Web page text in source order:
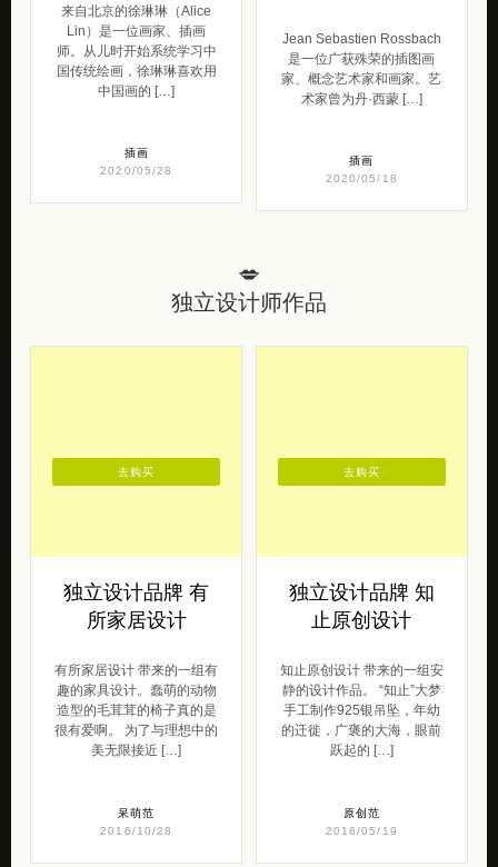
来自北京的徐琳琳（Alice
Lin）是一位画家、插画
师。从儿时开始系统学习中
国传统绘画，徐琳琳喜欢用
中国画的 […]
插画
2020/05/28
Jean Sebastien Rossbach
是一位广获殊荣的插图画
家、概念艺术家和画家。艺
术家曾为丹·西蒙 […]
插画
2020/05/18
💋
独立设计师作品
独立设计品牌 有
所家居设计
有所家居设计 带来的一组有
趣的家具设计。蠢萌的动物
造型的毛茸茸的椅子真的是
很有爱啊。 为了与理想中的
美无限接近 […]
呆萌范
2016/10/28
去购买
独立设计品牌 知
止原创设计
知止原创设计 带来的一组安
静的设计作品。 “知止”大梦
手工制作925银吊坠，年幼
的迁徙，广褒的大海，眼前
跃起的 […]
原创范
2016/05/19
去购买